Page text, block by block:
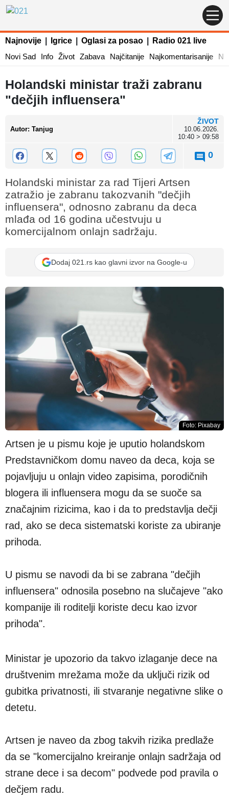
Najnovije Igrice Oglasi za posao
Radio 021 live
Novi Sad
Info Život Zabava Najčitanije Najkomentarisanije
Holandski ministar traži zabranu
"dečjih influensera"
Autor: Tanjug
ŽIVOT
10.06.2026.
10:40 > 09:58
0
Holandski ministar za rad Tijeri Artsen
zatražio je zabranu takozvanih "dečjih
influensera", odnosno zabranu da deca
mlađa od 16 godina učestvuju u
komercijalnom onlajn sadržaju.
Dodaj 021.rs kao glavni izvor na Google-u
Foto: Pixabay
Artsen je u pismu koje je uputio holandskom
Predstavničkom domu naveo da deca, koja se
pojavljuju u onlajn video zapisima, porodičnih
blogera ili influensera mogu da se suoče sa
značajnim rizicima, kao i da to predstavlja dečji
rad, ako se deca sistematski koriste za ubiranje
prihoda.
U pismu se navodi da bi se zabrana "dečjih
influensera" odnosila posebno na slučajeve "ako
kompanije ili roditelji koriste decu kao izvor
prihoda".
Ministar je upozorio da takvo izlaganje dece na
društvenim mrežama može da uključi rizik od
gubitka privatnosti, ili stvaranje negativne slike o
detetu.
Artsen je naveo da zbog takvih rizika predlaže
da se "komercijalno kreiranje onlajn sadržaja od
strane dece i sa decom" podvede pod pravila o
dečjem radu.